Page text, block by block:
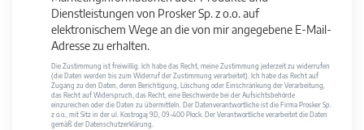
Dienstleistungen von Prosker Sp. z o.o. auf
elektronischem Wege an die von mir angegebene E-Mail-
Adresse zu erhalten.
Die Zustimmung ist freiwillig. Ich habe das Recht, meine Zustimmung jederzeit zu widerrufen
(die Daten werden bis zum Widerruf der Zustimmung verarbeitet). Ich habe das Recht auf
Zugang zu den Daten, deren Berichtigung, Löschung oder Einschränkung der Verarbeitung,
das Recht auf Widerspruch, das Recht, eine Beschwerde bei der Aufsichtsbehörde
einzureichen oder die Daten zu übermitteln. Der Datenverantwortliche ist die Firma Prosker Sp.
z o.o., mit Sitz in der ul. Kostrogaj 9D, 09-400 Płock. Der Verantwortliche verarbeitet die Daten
gemäß der Datenschutzerklärung.